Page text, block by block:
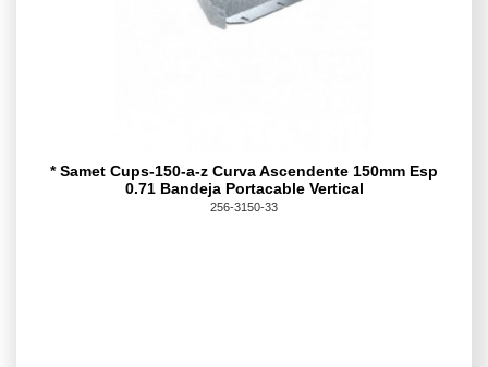
* Samet Cups-150-a-z Curva Ascendente 150mm Esp
0.71 Bandeja Portacable Vertical
256-3150-33